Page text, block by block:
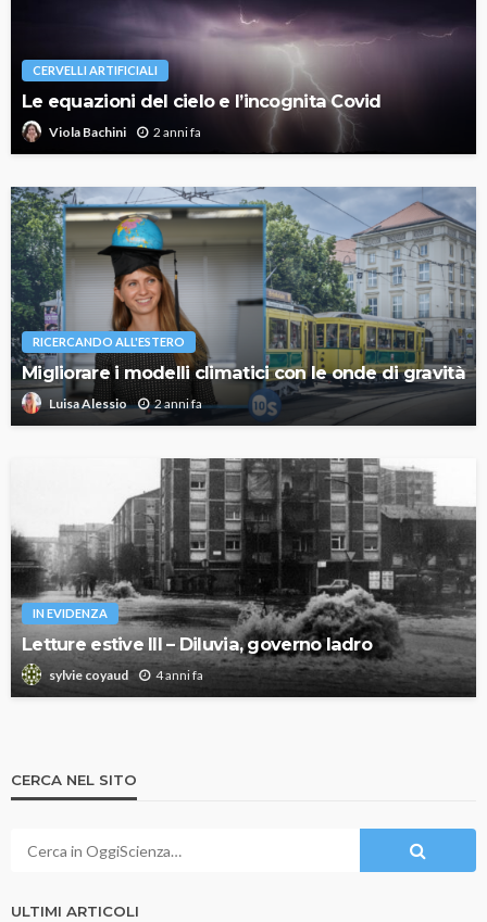
CERVELLI ARTIFICIALI
Le equazioni del cielo e l’incognita Covid
Viola Bachini 2 anni fa
RICERCANDO ALL'ESTERO
Migliorare i modelli climatici con le onde di gravità
Luisa Alessio 2 anni fa
IN EVIDENZA
Letture estive III – Diluvia, governo ladro
sylvie coyaud 4 anni fa
CERCA NEL SITO
ULTIMI ARTICOLI